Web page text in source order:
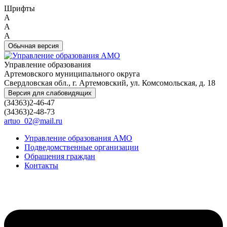
Шрифты
A
A
A
Обычная версия
Управление образования
Артемовского муниципального округа
Свердловская обл., г. Артемовский, ул. Комсомольская, д. 18
Версия для слабовидящих
(34363)2-46-47
(34363)2-48-73
artuo_02@mail.ru
Управление образования АМО
Подведомственные организации
Обращения граждан
Контакты